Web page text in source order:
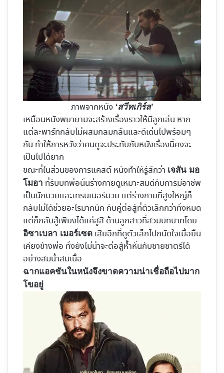
ภาพจากหนัง ‘สวีทเกิร์ล’
เหมือนหนังพยายามจะสร้างเรื่องราวให้มีลูกเล่น หาก
แต่ละพาร์ทกลับไม่ผสมกลมกลืนและดีเด่นไปพร้อมๆ
กัน ทำให้การหวังว่าคนดูจะประทับกับหนังเรื่องนี้คงจะ
เป็นไปได้ยาก
ขณะที่ในส่วนของการแคสต์ หนังทำให้รู้สึกว่า เจสัน มอ
โมอา ที่รับบทพ่อนั้นร่างกายดูเหมาะสมดีกับการมีอาชีพ
เป็นนักมวยและเทรนเนอร์มวย แต่ร่างกายที่สูงใหญ่ก็
กลับไม่ได้ช่วยอะไรมากนัก กับคู่ต่อสู้ที่ตัวเล็กกว่าทั้งหมด
แต่ก็กลับสู้เพียงได้แค่สูสี ด้านลูกสาวที่สวมบทบาทโดย
อิซาเบลา เมอร์เซด เสียอีกที่ดูตัวเล็กไปถนัดใจเมื่อยืน
เคียงข้างพ่อ ทั้งยังไม่น่าจะต่อสู้ห้ำหั่นกับชายชาตรีได้
อย่างสมน้ำสมเนื้อ
ฉากแอคชันในหนังจึงขาดความน่าเชื่อถือไปมาก
โขอยู่